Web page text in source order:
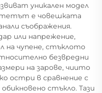
уникален модел
е човешката
съображения.
или напрежение,
на чупене, стъклото
безвредни
на зарове, чиито
остри в сравнение с
стъкло. Тази